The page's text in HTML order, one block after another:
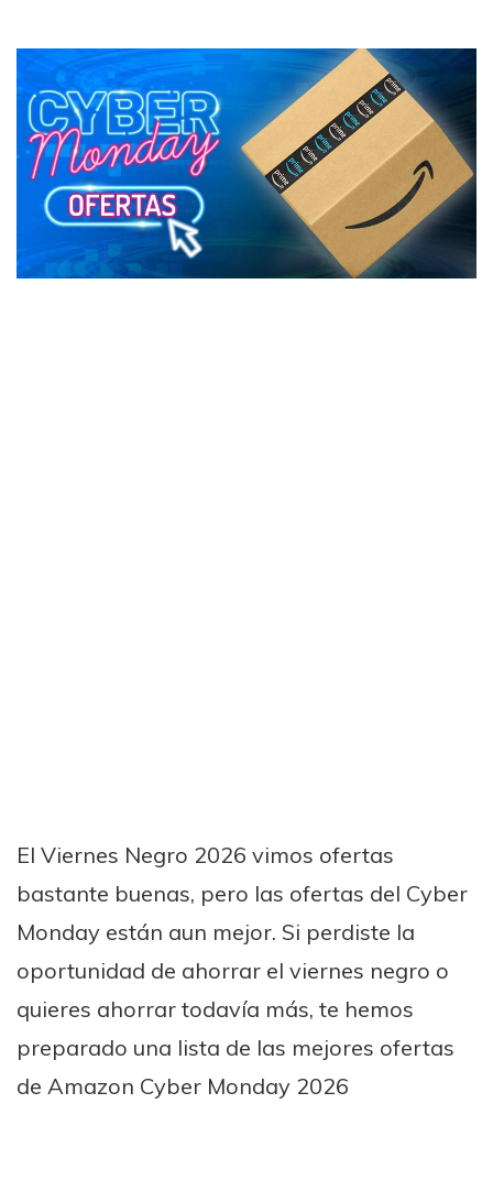
El Viernes Negro 2026 vimos ofertas
bastante buenas, pero las ofertas del Cyber
Monday están aun mejor. Si perdiste la
oportunidad de ahorrar el viernes negro o
quieres ahorrar todavía más, te hemos
preparado una lista de las mejores ofertas
de Amazon Cyber Monday 2026